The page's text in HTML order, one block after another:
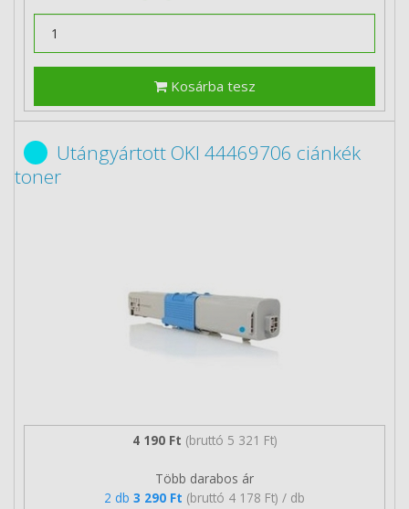
Kosárba tesz
Utángyártott OKI 44469706 ciánkék
toner
4 190 Ft (bruttó 5 321 Ft)
Több darabos ár
2 db 3 290 Ft (bruttó 4 178 Ft) / db